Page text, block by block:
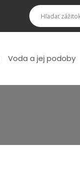
Voda a jej podoby